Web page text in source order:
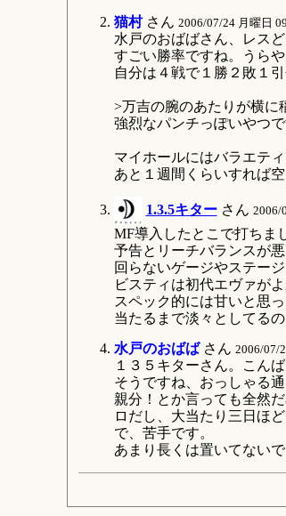
猫村さん 2006/07/24 月曜日
水戸のおばばさん、レスど
すごい勝率ですね。うらや
自分は４戦で１勝２敗１
>万吉の腕のあたりが横に
強烈なパンチっぽいやつ
マイホールにはバラエテ
あと１週間くらいすれば
1.3.5キターさん 2006/
MF導入したとこで打ちま
予告とリーチバランスが
回らないゲージやステー
ビスティは初代エヴァが
スペック的には甘いと思
当たるまで淡々としてる
水戸のおばばさん 2006/07/
１３５キターさん。こんば
そうですね、おっしゃる
親分！とか言っても全然
ロだし、大当たり三日ほ
で、苦手です。
あまり長くは置いてない